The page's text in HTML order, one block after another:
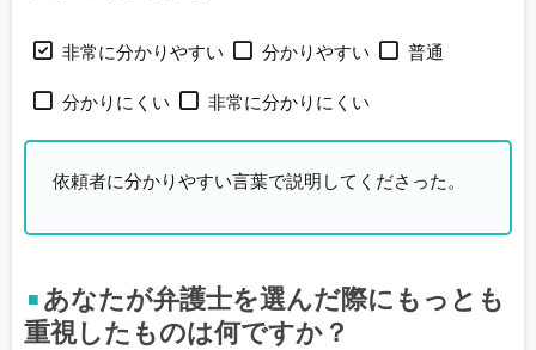
非常に分かりやすい 分かりやすい 普通
分かりにくい 非常に分かりにくい
依頼者に分かりやすい言葉で説明してくださった。
あなたが弁護士を選んだ際にもっとも
重視したものは何ですか？